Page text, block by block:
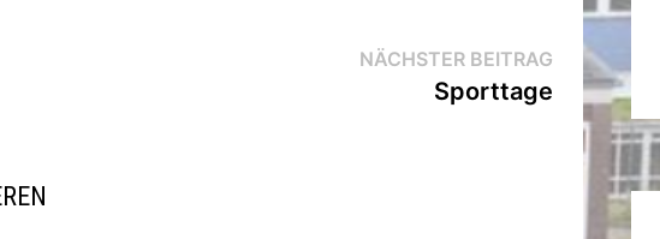
NÄCHSTER BEITRAG Nächster
Beitrag:
Sporttage